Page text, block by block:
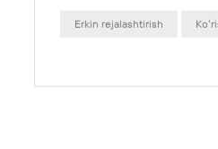
Erkin rejalashtirish